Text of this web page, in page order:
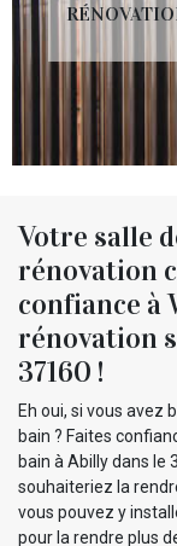
Votre salle
rénovation
confiance à
rénovation
37160 !
Eh oui, si vous avez
bain ? Faites
bain à Abilly dans le
souhaiteriez la
vous pouvez y
pour la rendre plus